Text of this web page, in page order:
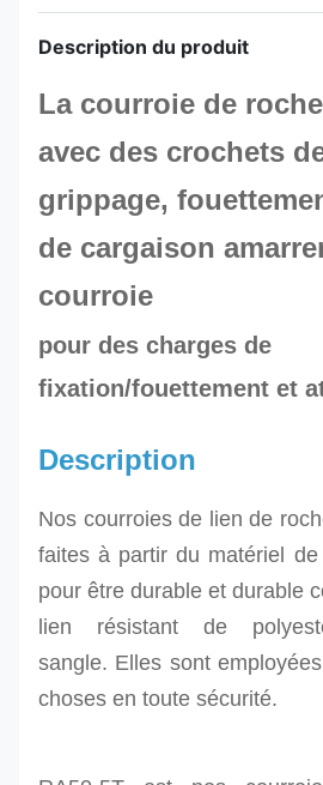
Description du produit
La courroie de
avec des crochets
grippage,
de cargaison
courroie
pour des charges de
fixation/fouettement et
Description
Nos courroies de lien de
faites à partir du matériel
pour être durable et durable
lien résistant de
sangle. Elles sont
choses en toute sécurité.